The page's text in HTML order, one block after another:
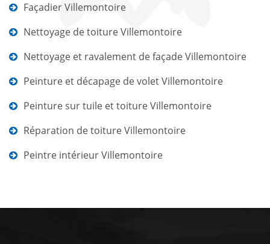
Façadier Villemontoire
Nettoyage de toiture Villemontoire
Nettoyage et ravalement de façade Villemontoire
Peinture et décapage de volet Villemontoire
Peinture sur tuile et toiture Villemontoire
Réparation de toiture Villemontoire
Peintre intérieur Villemontoire